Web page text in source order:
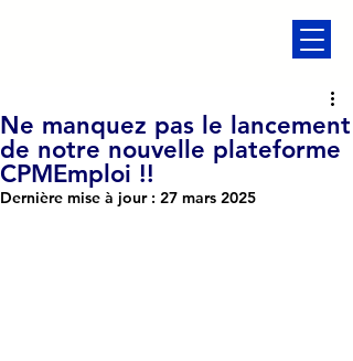
Ne manquez pas le lancement
de notre nouvelle plateforme
CPMEmploi !!
Dernière mise à jour : 27 mars 2025